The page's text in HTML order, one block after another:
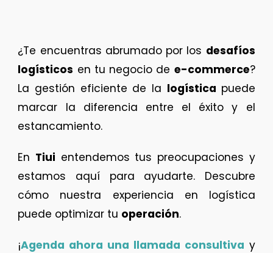
¿Te encuentras abrumado por los desafíos
logísticos en tu negocio de e-commerce?
La gestión eficiente de la logística puede
marcar la diferencia entre el éxito y el
estancamiento.
En Tiui entendemos tus preocupaciones y
estamos aquí para ayudarte. Descubre
cómo nuestra experiencia en logística
puede optimizar tu operación.
¡Agenda ahora una llamada consultiva y